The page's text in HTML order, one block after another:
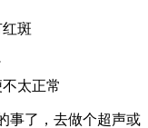
斑
太正常
了，去做个超声或